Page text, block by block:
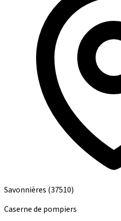
Savonnières (37510)
Caserne de pompiers